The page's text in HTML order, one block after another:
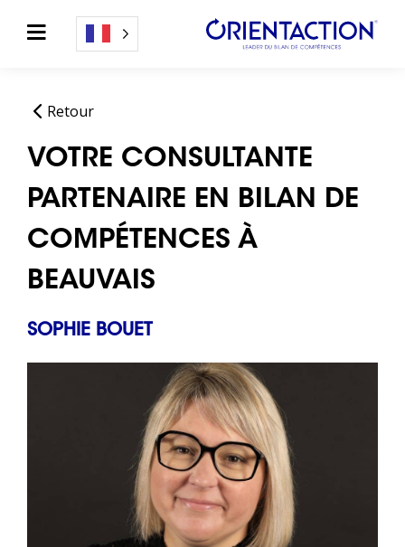
Retour
VOTRE CONSULTANTE
PARTENAIRE EN BILAN DE
COMPÉTENCES À
BEAUVAIS
SOPHIE BOUET